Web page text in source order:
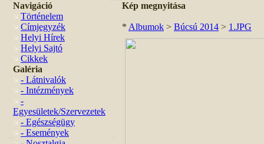
Navigáció
Történelem
Címjegyzék
Helyi Hírek
Helyi Sajtó
Cikkek
Galéria
- Látnivalók
- Intézmények
-
Egyesületek/Szervezetek
- Egészségügy
- Események
Kép megnyitása
* Albumok > Búcsú 2014 > 1.JPG